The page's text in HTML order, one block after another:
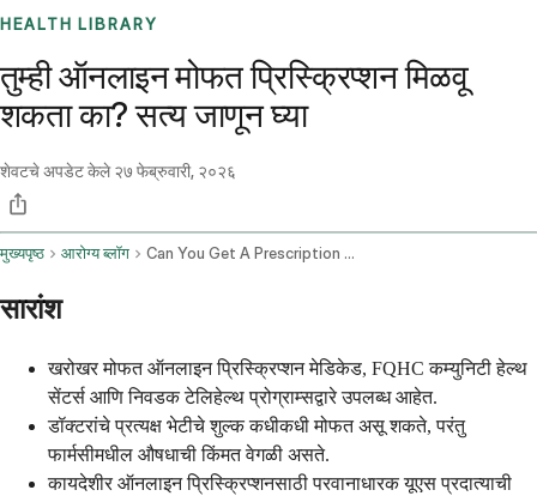
HEALTH LIBRARY
तुम्ही ऑनलाइन मोफत प्रिस्क्रिप्शन मिळवू
शकता का? सत्य जाणून घ्या
शेवटचे अपडेट केले २७ फेब्रुवारी, २०२६
मुख्यपृष्ठ आरोग्य ब्लॉग Can You Get A Prescription Online For Free
सारांश
खरोखर मोफत ऑनलाइन प्रिस्क्रिप्शन मेडिकेड, FQHC कम्युनिटी हेल्थ
सेंटर्स आणि निवडक टेलिहेल्थ प्रोग्राम्सद्वारे उपलब्ध आहेत.
डॉक्टरांचे प्रत्यक्ष भेटीचे शुल्क कधीकधी मोफत असू शकते, परंतु
फार्मसीमधील औषधाची किंमत वेगळी असते.
कायदेशीर ऑनलाइन प्रिस्क्रिप्शनसाठी परवानाधारक यूएस प्रदात्याची